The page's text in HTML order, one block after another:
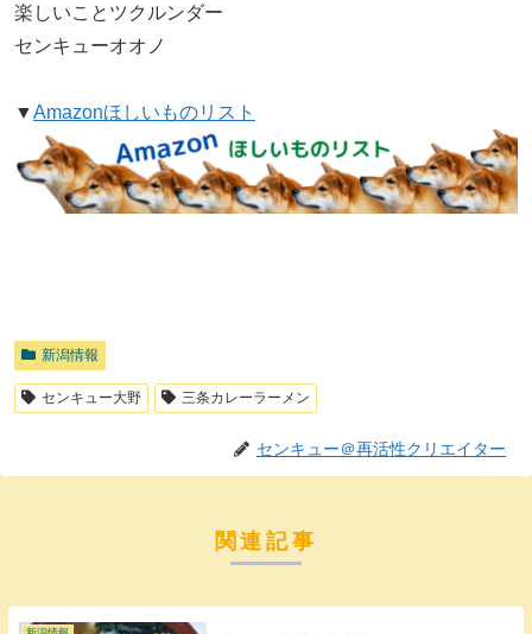
楽しいことツクルンダー
センキューオオノ
▼Amazonほしいものリスト
新潟情報
センキュー大野 三条カレーラーメン
センキュー＠再活性クリエイター
関連記事